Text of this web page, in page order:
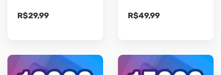
R$29,99 R$49,99